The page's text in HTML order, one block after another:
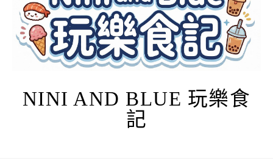
NINI AND BLUE 玩樂食
記